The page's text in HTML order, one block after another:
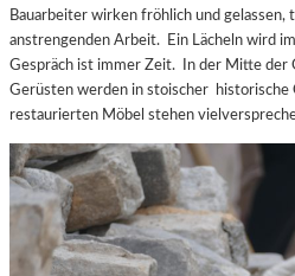
Bauarbeiter wirken fröhlich und
anstrengenden Arbeit. Ein Lächeln wird
Gespräch ist immer Zeit. In der Mitte der
Gerüsten werden in stoischer historische
restaurierten Möbel stehen